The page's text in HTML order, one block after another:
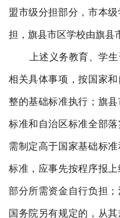
盟市级分担部分，市本
担，旗县市区学校由旗县
上述义务教育、学
相关具体事项，按国家
整的基础标准执行；旗
标准和自治区标准全部
需制定高于国家基础标
标准，应事先按程序报
部分所需资金自行负担；
国务院另有规定的，从